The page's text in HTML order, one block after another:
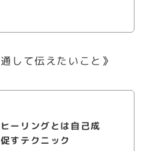
して伝えたいこと》
ーリングとは自己成
すテクニック